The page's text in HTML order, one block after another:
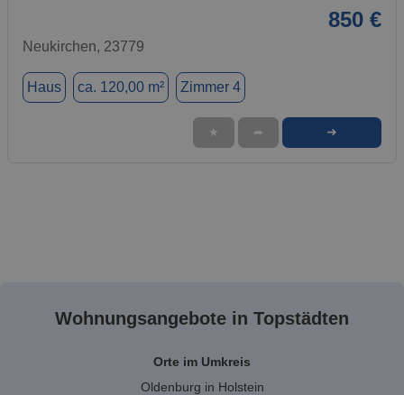
850 €
Neukirchen, 23779
Haus ca. 120,00 m² Zimmer 4
★ ➦ ➜
Wohnungsangebote in Topstädten
Orte im Umkreis
Oldenburg in Holstein